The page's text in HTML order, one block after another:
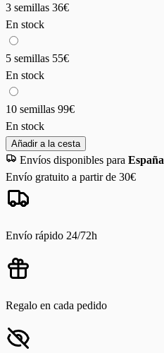
3 semillas 36€
En stock
5 semillas 55€
En stock
10 semillas 99€
En stock
Añadir a la cesta
Envíos disponibles para España
Envío gratuito a partir de 30€
Envío rápido 24/72h
Regalo en cada pedido